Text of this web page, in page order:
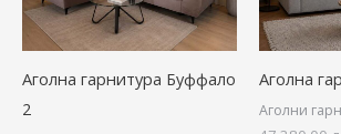
Аголна гарнитура Буффало
2
Аголна
Аголни